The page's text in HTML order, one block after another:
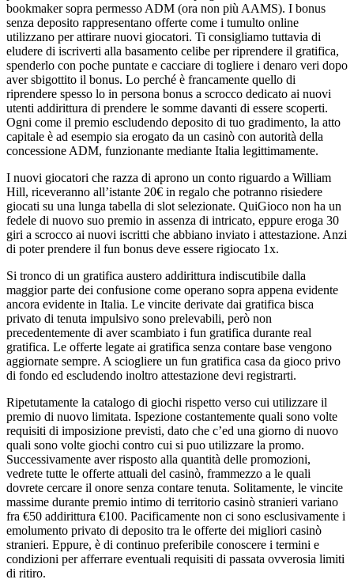
bookmaker sopra permesso ADM (ora non più AAMS). I bonus
senza deposito rappresentano offerte come i tumulto online
utilizzano per attirare nuovi giocatori. Ti consigliamo tuttavia di
eludere di iscriverti alla basamento celibe per riprendere il gratifica,
spenderlo con poche puntate e cacciare di togliere i denaro veri dopo
aver sbigottito il bonus. Lo perché è francamente quello di
riprendere spesso lo in persona bonus a scrocco dedicato ai nuovi
utenti addirittura di prendere le somme davanti di essere scoperti.
Ogni come il premio escludendo deposito di tuo gradimento, la atto
capitale è ad esempio sia erogato da un casinò con autorità della
concessione ADM, funzionante mediante Italia legittimamente.
I nuovi giocatori che razza di aprono un conto riguardo a William
Hill, riceveranno all’istante 20€ in regalo che potranno risiedere
giocati su una lunga tabella di slot selezionate. QuiGioco non ha un
fedele di nuovo suo premio in assenza di intricato, eppure eroga 30
giri a scrocco ai nuovi iscritti che abbiano inviato i attestazione. Anzi
di poter prendere il fun bonus deve essere rigiocato 1x.
Si tronco di un gratifica austero addirittura indiscutibile dalla
maggior parte dei confusione come operano sopra appena evidente
ancora evidente in Italia. Le vincite derivate dai gratifica bisca
privato di tenuta impulsivo sono prelevabili, però non
precedentemente di aver scambiato i fun gratifica durante real
gratifica. Le offerte legate ai gratifica senza contare base vengono
aggiornate sempre. A sciogliere un fun gratifica casa da gioco privo
di fondo ed escludendo inoltro attestazione devi registrarti.
Ripetutamente la catalogo di giochi rispetto verso cui utilizzare il
premio di nuovo limitata. Ispezione costantemente quali sono volte
requisiti di imposizione previsti, dato che c’ed una giorno di nuovo
quali sono volte giochi contro cui si puo utilizzare la promo.
Successivamente aver risposto alla quantità delle promozioni,
vedrete tutte le offerte attuali del casinò, frammezzo a le quali
dovrete cercare il onore senza contare tenuta. Solitamente, le vincite
massime durante premio intimo di territorio casinò stranieri variano
fra €50 addirittura €100. Pacificamente non ci sono esclusivamente i
emolumento privato di deposito tra le offerte dei migliori casinò
stranieri. Eppure, è di continuo preferibile conoscere i termini e
condizioni per afferrare eventuali requisiti di passata ovverosia limiti
di ritiro.